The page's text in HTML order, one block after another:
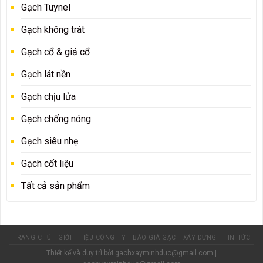
Gạch Tuynel
Gạch không trát
Gạch cổ & giả cổ
Gạch lát nền
Gạch chịu lửa
Gạch chống nóng
Gạch siêu nhẹ
Gạch cốt liệu
Tất cả sản phẩm
TRANG CHỦ GIỚI THIỆU CÔNG TY BÁO GIÁ GẠCH XÂY DỰNG TIN TỨC
Thiết kế và duy trì bởi gachxayminhduc@gmail.com